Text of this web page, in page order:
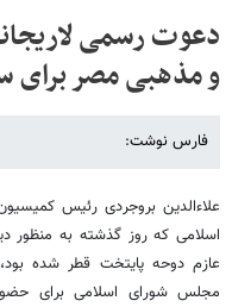
دعوت رسمی
و مذهبی مصر برای
فارس نوشت:
علاءالدین بروجردی رئیس
اسلامی که روز گذشته به
عازم دوحه پایتخت قطر شده
مجلس شورای اسلامی برای